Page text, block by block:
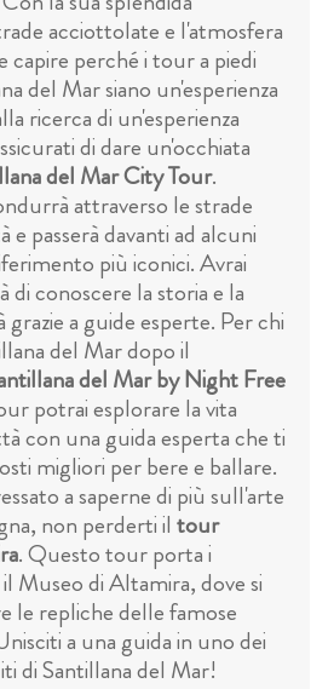
acciottolate e l'atmosfera
capire perché i tour a piedi
del Mar siano un'esperienza
ricerca di un'esperienza
di dare un'occhiata
del Mar City Tour.
attraverso le strade
passerà davanti ad alcuni
più iconici. Avrai
di conoscere la storia e la
a guide esperte. Per chi
del Mar dopo il
del Mar by Night Free
potrai esplorare la vita
con una guida esperta che ti
migliori per bere e ballare.
a saperne di più sull'arte
non perderti il tour
. Questo tour porta i
Museo di Altamira, dove si
le repliche delle famose
a una guida in uno dei
di Santillana del Mar!